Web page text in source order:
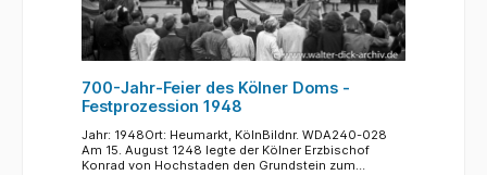
700-Jahr-Feier des Kölner Doms -
Festprozession 1948
Jahr: 1948Ort: Heumarkt, KölnBildnr. WDA240-028
Am 15. August 1248 legte der Kölner Erzbischof
Konrad von Hochstaden den Grundstein zum